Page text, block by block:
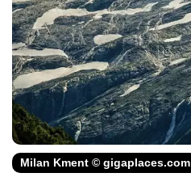
Milan Kment © gigaplaces.com